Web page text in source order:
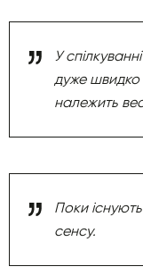
У
дуже швидко
належить
Поки
сенсу.